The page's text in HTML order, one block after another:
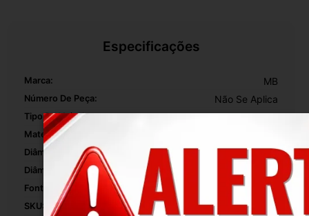
Especificações
Marca: MB
Número De Peça: Não Se Aplica
Tipo De Veículo: Linha Pesada
Material:
Diâmetro Mínimo: 1 Mm
Diâmetro Máximo: 1 Mm
Fonte Do Produto: Br
SKU: 03-144292